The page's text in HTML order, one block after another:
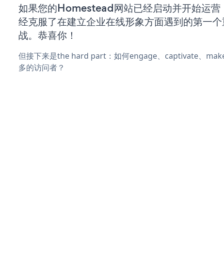
如果您的Homestead网站已经启动并开始运营
经克服了在建立企业在线形象方面遇到的第一
战。恭喜你！
但接下来是the hard part：如何engage、captivate、
多的访问者？